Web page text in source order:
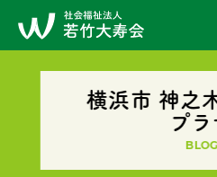
横浜市 神之
プ
BLOG